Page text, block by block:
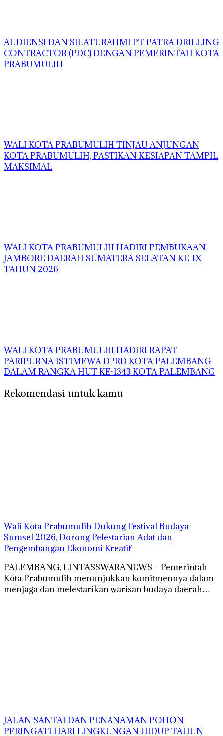
AUDIENSI DAN SILATURAHMI PT PATRA DRILLING
CONTRACTOR (PDC) DENGAN PEMERINTAH KOTA
PRABUMULIH
WALI KOTA PRABUMULIH TINJAU ANJUNGAN
KOTA PRABUMULIH, PASTIKAN KESIAPAN TAMPIL
MAKSIMAL
WALI KOTA PRABUMULIH HADIRI PEMBUKAAN
JAMBORE DAERAH SUMATERA SELATAN KE-IX
TAHUN 2026
WALI KOTA PRABUMULIH HADIRI RAPAT
PARIPURNA ISTIMEWA DPRD KOTA PALEMBANG
DALAM RANGKA HUT KE-1343 KOTA PALEMBANG
Rekomendasi untuk kamu
Wali Kota Prabumulih Dukung Festival Budaya
Sumsel 2026, Dorong Pelestarian Adat dan
Pengembangan Ekonomi Kreatif
PALEMBANG, LINTASSWARANEWS – Pemerintah
Kota Prabumulih menunjukkan komitmennya dalam
menjaga dan melestarikan warisan budaya daerah…
JALAN SANTAI DAN PENANAMAN POHON
PERINGATI HARI LINGKUNGAN HIDUP TAHUN